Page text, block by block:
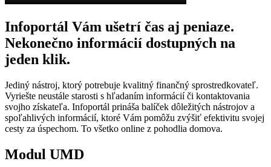
Infoportál Vám ušetrí čas aj peniaze.
Nekonečno informácií dostupných na
jeden klik.
Jediný nástroj, ktorý potrebuje kvalitný finančný sprostredkovateľ.
Vyriešte neustále starosti s hľadaním informácií či kontaktovania
svojho získateľa. Infoportál prináša balíček dôležitých nástrojov a
spoľahlivých informácií, ktoré Vám pomôžu zvýšiť efektivitu svojej
cesty za úspechom. To všetko online z pohodlia domova.
Modul UMD